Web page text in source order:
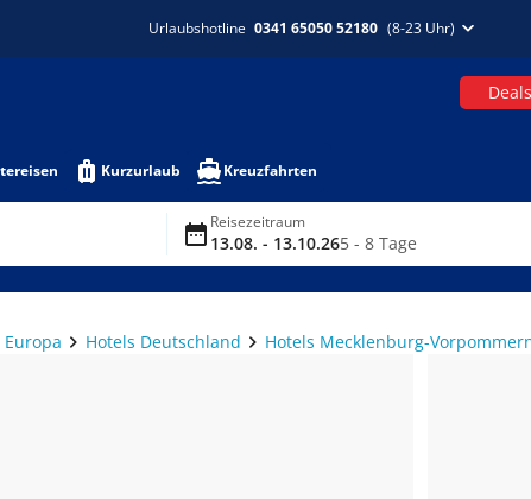
Urlaubshotline 0341 65050 52180 (8-23 Uhr)
Deals
Kurzurlaub Kreuzfahrten
Reisezeitraum
13.08. - 13.10.265 - 8 Tage
Europa Hotels Deutschland Hotels Mecklenburg-